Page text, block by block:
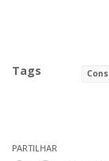
Tags
PARTILHAR